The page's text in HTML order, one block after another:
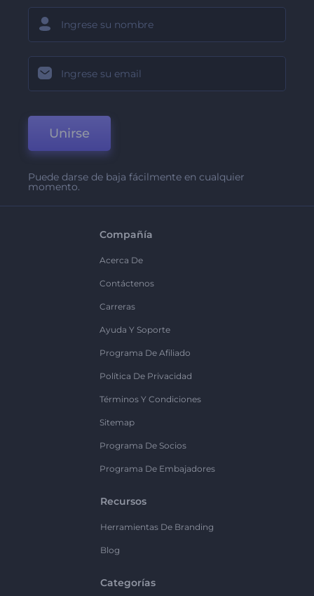
Unirse
Puede darse de baja fácilmente en cualquier
momento.
Compañía
Acerca De
Contáctenos
Carreras
Ayuda Y Soporte
Programa De Afiliado
Política De Privacidad
Términos Y Condiciones
Sitemap
Programa De Socios
Programa De Embajadores
Recursos
Herramientas De Branding
Blog
Categorías